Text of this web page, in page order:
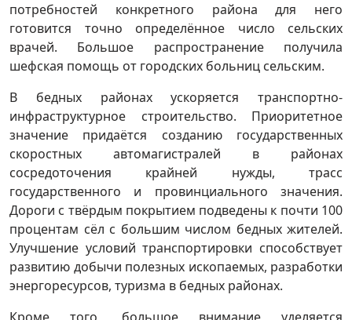
потребностей конкретного района для него
готовится точно определённое число сельских
врачей. Большое распространение получила
шефская помощь от городских больниц сельским.
В бедных районах ускоряется транспортно-
инфраструктурное строительство. Приоритетное
значение придаётся созданию государственных
скоростных автомагистралей в районах
сосредоточения крайней нужды, трасс
государственного и провинциального значения.
Дороги с твёрдым покрытием подведены к почти 100
процентам сёл с большим числом бедных жителей.
Улучшение условий транспортировки способствует
развитию добычи полезных ископаемых, разработки
энергоресурсов, туризма в бедных районах.